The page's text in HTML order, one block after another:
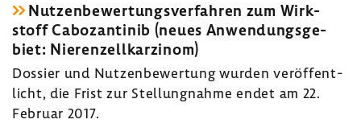
Nutzen­be­wer­tungs­ver­fahren zum Wirk­
stoff Cabo­zan­tinib (neues Anwen­dungs­ge­
biet: Nieren­zell­kar­zinom)
Dossier und Nutzen­be­wer­tung wurden veröf­fent­
licht, die Frist zur Stel­lung­nahme endet am 22.
Februar 2017.